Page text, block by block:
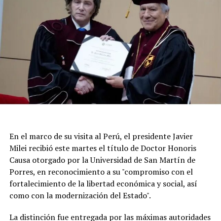
Según la reconstrucción realizada por los
Maldonado y luego se había ido hacia Punta del Este.
En el marco de su visita al Perú, el presidente Javier
Milei recibió este martes el título de Doctor Honoris
Causa otorgado por la Universidad de San Martín de
Porres, en reconocimiento a su "compromiso con el
fortalecimiento de la libertad económica y social, así
como con la modernización del Estado".
La distinción fue entregada por las máximas autoridades